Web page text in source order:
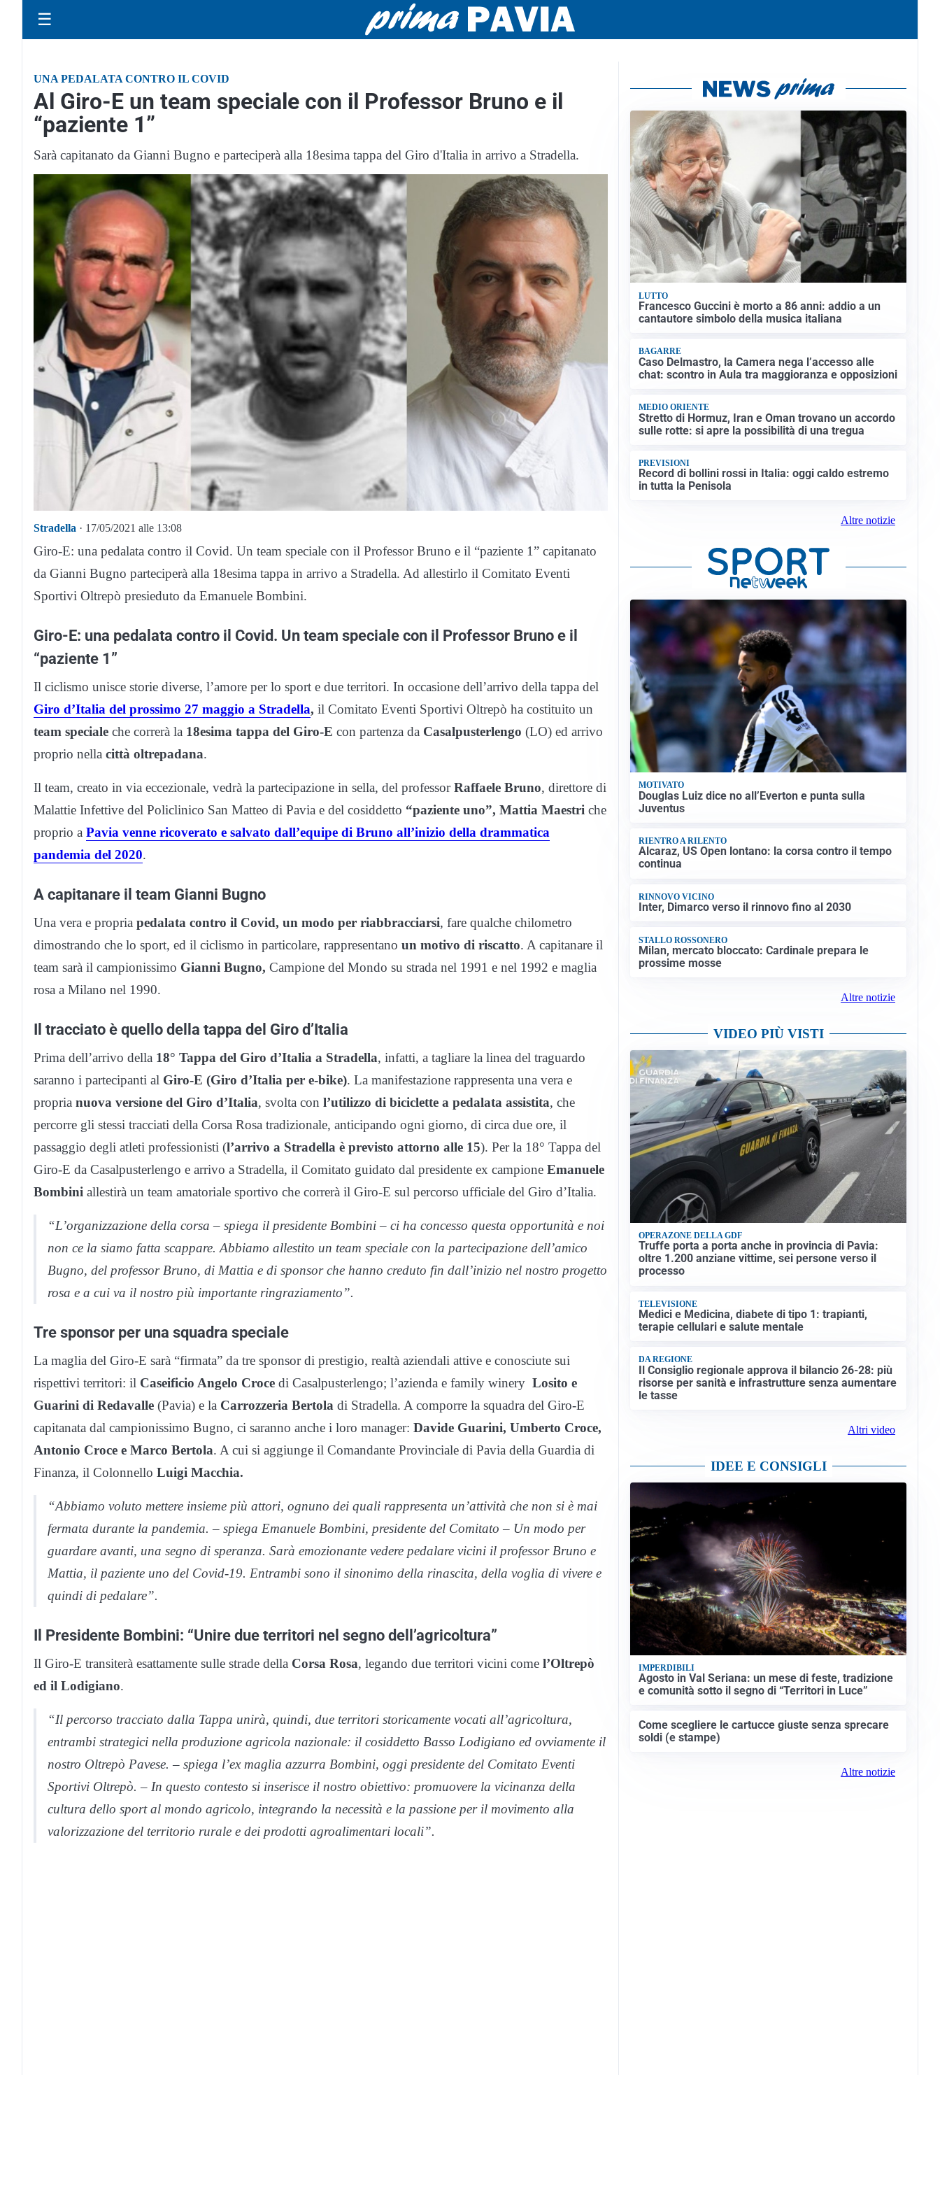
☰
UNA PEDALATA CONTRO IL COVID
Al Giro-E un team speciale con il Professor Bruno e il
“paziente 1”
Sarà capitanato da Gianni Bugno e parteciperà alla 18esima tappa del Giro d'Italia in arrivo a Stradella.
Stradella · 17/05/2021 alle 13:08
Giro-E: una pedalata contro il Covid. Un team speciale con il Professor Bruno e il “paziente 1” capitanato
da Gianni Bugno parteciperà alla 18esima tappa in arrivo a Stradella. Ad allestirlo il Comitato Eventi
Sportivi Oltrepò presieduto da Emanuele Bombini.
Giro-E: una pedalata contro il Covid. Un team speciale con il Professor Bruno e il
“paziente 1”
Il ciclismo unisce storie diverse, l’amore per lo sport e due territori. In occasione dell’arrivo della tappa del
Giro d’Italia del prossimo 27 maggio a Stradella, il Comitato Eventi Sportivi Oltrepò ha costituito un
team speciale che correrà la 18esima tappa del Giro-E con partenza da Casalpusterlengo (LO) ed arrivo
proprio nella città oltrepadana.
Il team, creato in via eccezionale, vedrà la partecipazione in sella, del professorRaffaele Bruno, direttore di
Malattie Infettive del Policlinico San Matteo di Pavia e del cosiddetto “paziente uno”, Mattia Maestri che
proprio a Pavia venne ricoverato e salvato dall’equipe di Bruno all’inizio della drammatica
pandemia del 2020.
A capitanare il team Gianni Bugno
Una vera e propria pedalata contro il Covid, un modo per riabbracciarsi, fare qualche chilometro
dimostrando che lo sport, ed il ciclismo in particolare, rappresentano un motivo di riscatto. A capitanare il
team sarà il campionissimo Gianni Bugno, Campione del Mondo su strada nel 1991 e nel 1992 e maglia
rosa a Milano nel 1990.
Il tracciato è quello della tappa del Giro d’Italia
Prima dell’arrivo della 18° Tappa del Giro d’Italia a Stradella, infatti, a tagliare la linea del traguardo
saranno i partecipanti al Giro-E (Giro d’Italia per e-bike). La manifestazione rappresenta una vera e
propria nuova versione del Giro d’Italia, svolta con l’utilizzo di biciclette a pedalata assistita, che
percorre gli stessi tracciati della Corsa Rosa tradizionale, anticipando ogni giorno, di circa due ore, il
passaggio degli atleti professionisti (l’arrivo a Stradella è previsto attorno alle 15). Per la 18° Tappa del
Giro-E da Casalpusterlengo e arrivo a Stradella, il Comitato guidato dal presidente ex campione Emanuele
Bombini allestirà un team amatoriale sportivo che correrà il Giro-E sul percorso ufficiale del Giro d’Italia.
“L’organizzazione della corsa – spiega il presidente Bombini – ci ha concesso questa opportunità e noi
non ce la siamo fatta scappare. Abbiamo allestito un team speciale con la partecipazione dell’amico
Bugno, del professor Bruno, di Mattia e di sponsor che hanno creduto fin dall’inizio nel nostro progetto
rosa e a cui va il nostro più importante ringraziamento”.
Tre sponsor per una squadra speciale
La maglia del Giro-E sarà “firmata” da tre sponsor di prestigio, realtà aziendali attive e conosciute sui
rispettivi territori: il Caseificio Angelo Croce di Casalpusterlengo; l’azienda e family winery Losito e
Guarini di Redavalle (Pavia) e la Carrozzeria Bertola di Stradella. A comporre la squadra del Giro-E
capitanata dal campionissimo Bugno, ci saranno anche i loro manager: Davide Guarini, Umberto Croce,
Antonio Croce e Marco Bertola. A cui si aggiunge il Comandante Provinciale di Pavia della Guardia di
Finanza, il Colonnello Luigi Macchia.
“Abbiamo voluto mettere insieme più attori, ognuno dei quali rappresenta un’attività che non si è mai
fermata durante la pandemia. – spiega Emanuele Bombini, presidente del Comitato – Un modo per
guardare avanti, una segno di speranza. Sarà emozionante vedere pedalare vicini il professor Bruno e
Mattia, il paziente uno del Covid-19. Entrambi sono il sinonimo della rinascita, della voglia di vivere e
quindi di pedalare”.
Il Presidente Bombini: “Unire due territori nel segno dell’agricoltura”
Il Giro-E transiterà esattamente sulle strade della Corsa Rosa, legando due territori vicini come l’Oltrepò
ed il Lodigiano.
“Il percorso tracciato dalla Tappa unirà, quindi, due territori storicamente vocati all’agricoltura,
entrambi strategici nella produzione agricola nazionale: il cosiddetto Basso Lodigiano ed ovviamente il
nostro Oltrepò Pavese. – spiega l’ex maglia azzurra Bombini, oggi presidente del Comitato Eventi
Sportivi Oltrepò. – In questo contesto si inserisce il nostro obiettivo: promuovere la vicinanza della
cultura dello sport al mondo agricolo, integrando la necessità e la passione per il movimento alla
valorizzazione del territorio rurale e dei prodotti agroalimentari locali”.
LUTTO
Francesco Guccini è morto a 86 anni: addio a un
cantautore simbolo della musica italiana
BAGARRE
Caso Delmastro, la Camera nega l’accesso alle
chat: scontro in Aula tra maggioranza e opposizioni
MEDIO ORIENTE
Stretto di Hormuz, Iran e Oman trovano un accordo
sulle rotte: si apre la possibilità di una tregua
PREVISIONI
Record di bollini rossi in Italia: oggi caldo estremo
in tutta la Penisola
Altre notizie
MOTIVATO
Douglas Luiz dice no all’Everton e punta sulla
Juventus
RIENTRO A RILENTO
Alcaraz, US Open lontano: la corsa contro il tempo
continua
RINNOVO VICINO
Inter, Dimarco verso il rinnovo fino al 2030
STALLO ROSSONERO
Milan, mercato bloccato: Cardinale prepara le
prossime mosse
Altre notizie
VIDEO PIÙ VISTI
OPERAZONE DELLA GDF
Truffe porta a porta anche in provincia di Pavia:
oltre 1.200 anziane vittime, sei persone verso il
processo
TELEVISIONE
Medici e Medicina, diabete di tipo 1: trapianti,
terapie cellulari e salute mentale
DA REGIONE
Il Consiglio regionale approva il bilancio 26-28: più
risorse per sanità e infrastrutture senza aumentare
le tasse
Altri video
IDEE E CONSIGLI
IMPERDIBILI
Agosto in Val Seriana: un mese di feste, tradizione
e comunità sotto il segno di “Territori in Luce”
Come scegliere le cartucce giuste senza sprecare
soldi (e stampe)
Altre notizie